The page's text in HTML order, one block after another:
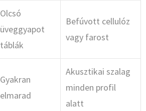
Olcsó
üveggyapot
táblák
Befúvott cellulóz
vagy farost
Gyakran
elmarad
Akusztikai szalag
minden profil
alatt